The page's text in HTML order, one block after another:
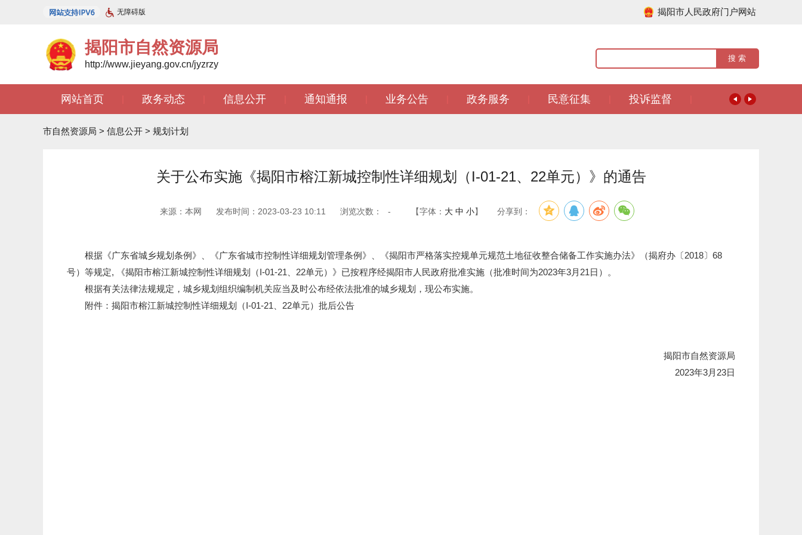
无障碍版 揭阳市人民政府门户网站
揭阳市自然资源局
http://www.jieyang.gov.cn/jyzrzy
网站首页 政务动态 信息公开 通知通报 业务公告 政务服务 民意征集 投诉监督
市自然资源局 > 信息公开 > 规划计划
关于公布实施《揭阳市榕江新城控制性详细规划（I-01-21、22单元）》的通告
来源：本网 发布时间：2023-03-23 10:11 浏览次数： - 【字体： 大 中 小】 分享到：
根据《广东省城乡规划条例》、《广东省城市控制性详细规划管理条例》、《揭阳市严格落实控规单元规范土地征收整合储备工作实施办法》（揭府办〔2018〕68
号）等规定, 《揭阳市榕江新城控制性详细规划（I-01-21、22单元）》已按程序经揭阳市人民政府批准实施（批准时间为2023年3月21日）。
根据有关法律法规规定，城乡规划组织编制机关应当及时公布经依法批准的城乡规划，现公布实施。
附件：揭阳市榕江新城控制性详细规划（I-01-21、22单元）批后公告
揭阳市自然资源局
2023年3月23日